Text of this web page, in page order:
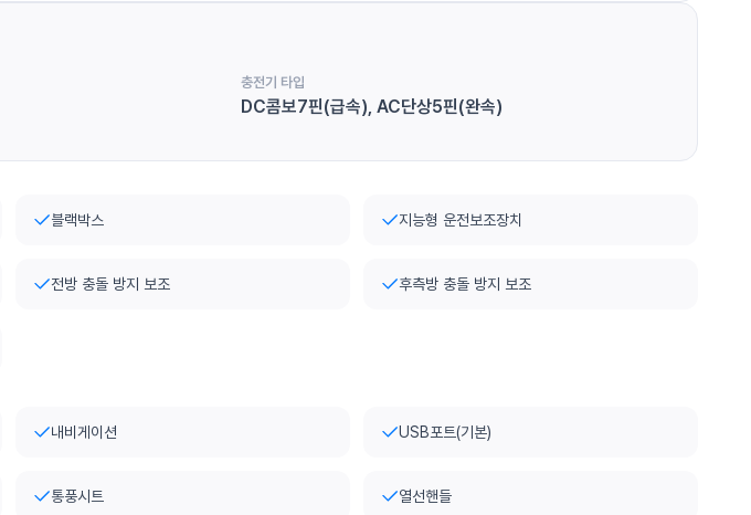
충전기 타입
DC콤보7핀(급속), AC단상5핀(완속)
블랙박스 지능형 운전보조장치
전방 충돌 방지 보조 후측방 충돌 방지 보조
내비게이션 USB포트(기본)
통풍시트 열선핸들